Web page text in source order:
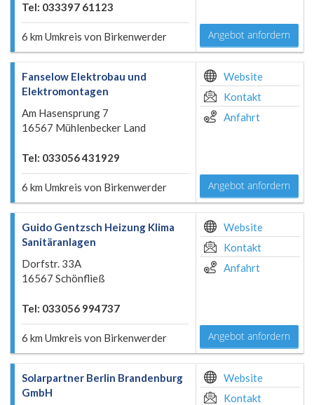
Tel: 033397 61123
6 km Umkreis von Birkenwerder Angebot anfordern
Fanselow Elektrobau und
Elektromontagen
Am Hasensprung 7
16567 Mühlenbecker Land
Tel: 033056 431929
6 km Umkreis von Birkenwerder
Website
Kontakt
Anfahrt
Angebot anfordern
Guido Gentzsch Heizung Klima
Sanitäranlagen
Dorfstr. 33A
16567 Schönfließ
Tel: 033056 994737
6 km Umkreis von Birkenwerder
Website
Kontakt
Anfahrt
Angebot anfordern
Solarpartner Berlin Brandenburg
GmbH
Website
Kontakt